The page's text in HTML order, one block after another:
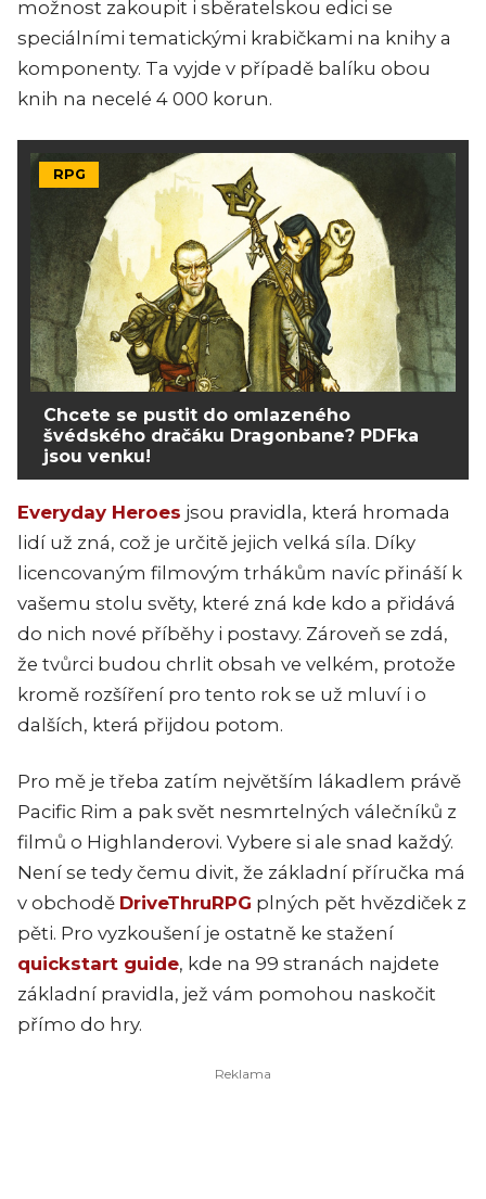
možnost zakoupit i sběratelskou edici se
speciálními tematickými krabičkami na knihy a
komponenty. Ta vyjde v případě balíku obou
knih na necelé 4 000 korun.
RPG
Chcete se pustit do omlazeného
švédského dračáku Dragonbane? PDFka
jsou venku!
Everyday Heroes jsou pravidla, která hromada
lidí už zná, což je určitě jejich velká síla. Díky
licencovaným filmovým trhákům navíc přináší k
vašemu stolu světy, které zná kde kdo a přidává
do nich nové příběhy i postavy. Zároveň se zdá,
že tvůrci budou chrlit obsah ve velkém, protože
kromě rozšíření pro tento rok se už mluví i o
dalších, která přijdou potom.
Pro mě je třeba zatím největším lákadlem právě
Pacific Rim a pak svět nesmrtelných válečníků z
filmů o Highlanderovi. Vybere si ale snad každý.
Není se tedy čemu divit, že základní příručka má
v obchodě DriveThruRPG plných pět hvězdiček z
pěti. Pro vyzkoušení je ostatně ke stažení
quickstart guide, kde na 99 stranách najdete
základní pravidla, jež vám pomohou naskočit
přímo do hry.